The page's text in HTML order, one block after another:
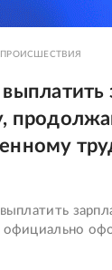
ПРОИСШЕСТВИЯ